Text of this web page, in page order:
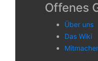
Offenes
Über uns
Das Wiki